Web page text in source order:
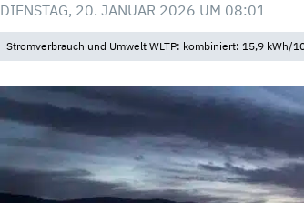
DIENSTAG, 20. JANUAR 2026 UM 08:01
Stromverbrauch und Umwelt WLTP: kombiniert: 15,9 kWh/